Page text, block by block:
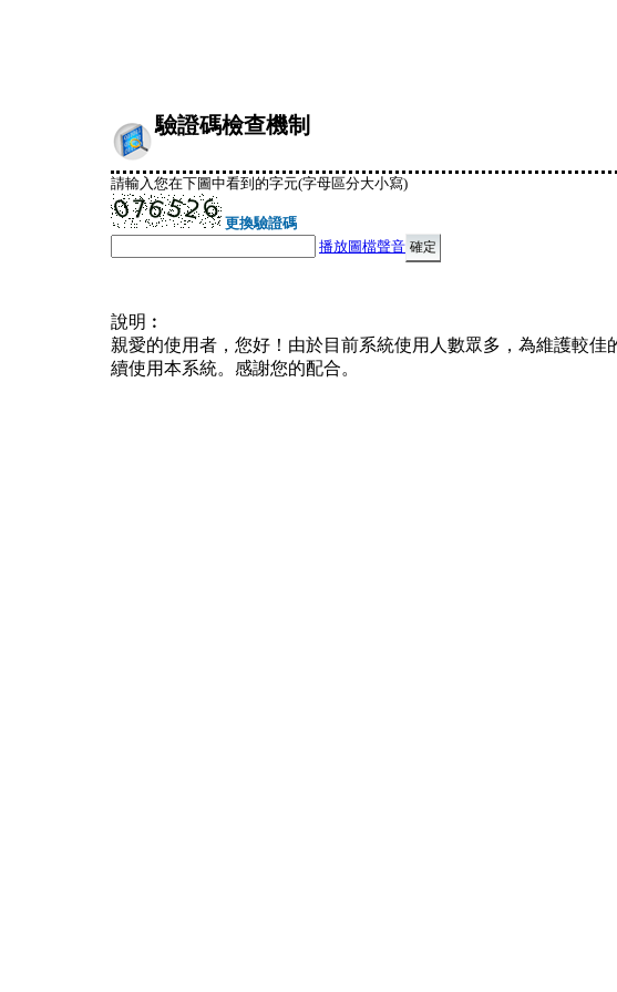
驗證碼檢查機制
請輸入您在下圖中看到的字元(字母區分大小寫)
更換驗證碼
播放圖檔聲音
說明︰
親愛的使用者，您好！由於目前系統使用人數眾多，為維護較
續使用本系統。感謝您的配合。